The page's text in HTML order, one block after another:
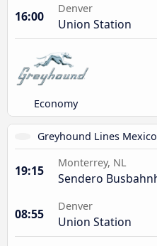
16:00
Denver
Union Station
Economy
Greyhound Lines Mexico
19:15
Monterrey, NL
Sendero
08:55
Denver
Union Station